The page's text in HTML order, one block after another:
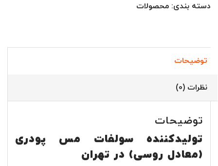
دسته بندی: محصولات
توضیحات
نظرات (0)
توضیحات
تولیدکننده سولفات مس پودری
(معادل روسی) در تهران